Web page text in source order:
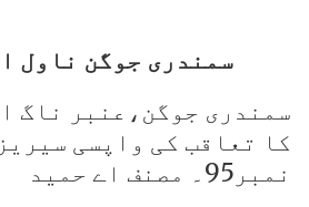
سمندری جوگن ناول
سمندری جوگن،عنبر ناگ
کا تعاقب کی واپسی
نمبر95۔ مصنف اے حمید